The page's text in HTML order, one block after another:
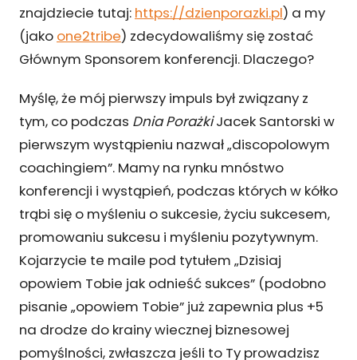
znajdziecie tutaj: https://dzienporazki.pl) a my
(jako one2tribe) zdecydowaliśmy się zostać
Głównym Sponsorem konferencji. Dlaczego?
Myślę, że mój pierwszy impuls był związany z
tym, co podczas Dnia PorażkiJacek Santorski w
pierwszym wystąpieniu nazwał „discopolowym
coachingiem”. Mamy na rynku mnóstwo
konferencji i wystąpień, podczas których w kółko
trąbi się o myśleniu o sukcesie, życiu sukcesem,
promowaniu sukcesu i myśleniu pozytywnym.
Kojarzycie te maile pod tytułem „Dzisiaj
opowiem Tobie jak odnieść sukces” (podobno
pisanie „opowiem Tobie” już zapewnia plus +5
na drodze do krainy wiecznej biznesowej
pomyślności, zwłaszcza jeśli to Ty prowadzisz